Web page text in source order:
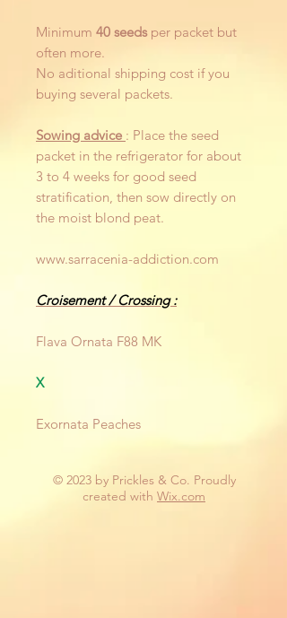
Minimum 40 seedsper packet but
often more.
No aditional shipping cost if you
buying several packets.
Sowing advice : Place the seed
packet in the refrigerator for about
3 to 4 weeks for good seed
stratification, then sow directly on
the moist blond peat.
www.sarracenia-addiction.com
Croisement / Crossing :
Flava Ornata F88 MK
X
Exornata Peaches
© 2023 by Prickles & Co. Proudly
created with Wix.com